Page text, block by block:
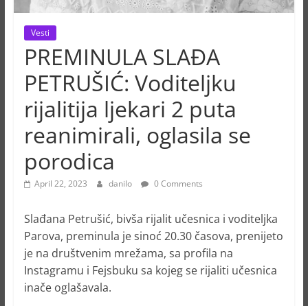
Vesti
PREMINULA SLAĐA
PETRUŠIĆ: Voditeljku
rijalitija ljekari 2 puta
reanimirali, oglasila se
porodica
April 22, 2023 danilo 0 Comments
Slađana Petrušić, bivša rijalit učesnica i voditeljka
Parova, preminula je sinoć 20.30 časova, prenijeto
je na društvenim mrežama, sa profila na
Instagramu i Fejsbuku sa kojeg se rijaliti učesnica
inače oglašavala.